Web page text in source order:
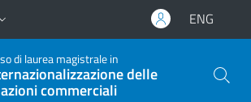
ENG
di laurea magistrale in
delle
commerciali